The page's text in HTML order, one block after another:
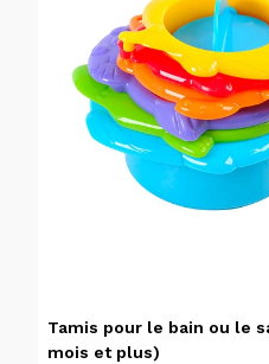
Trier
Tamis pour le bain ou le
mois et plus)